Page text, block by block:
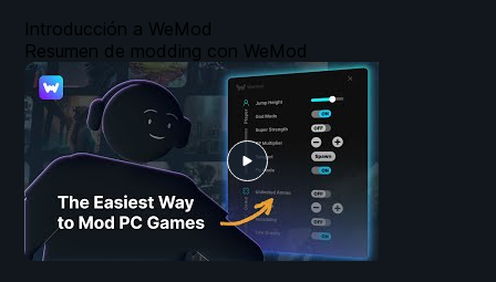
Introducción a WeMod
Resumen de modding con WeMod